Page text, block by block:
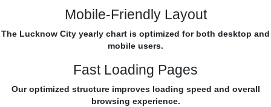
Mobile-Friendly Layout
The Lucknow City yearly chart is optimized for both desktop and
mobile users.
Fast Loading Pages
Our optimized structure improves loading speed and overall
browsing experience.